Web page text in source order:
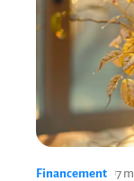
Financement 7